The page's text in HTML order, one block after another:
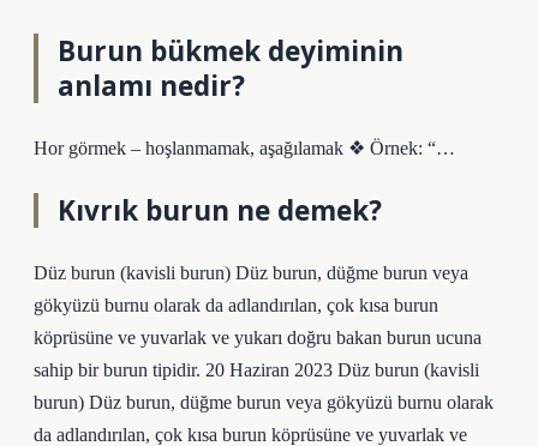
Burun bükmek deyiminin
anlamı nedir?
Hor görmek – hoşlanmamak, aşağılamak ❖ Örnek: “…
Kıvrık burun ne demek?
Düz burun (kavisli burun) Düz burun, düğme burun veya
gökyüzü burnu olarak da adlandırılan, çok kısa burun
köprüsüne ve yuvarlak ve yukarı doğru bakan burun ucuna
sahip bir burun tipidir. 20 Haziran 2023 Düz burun (kavisli
burun) Düz burun, düğme burun veya gökyüzü burnu olarak
da adlandırılan, çok kısa burun köprüsüne ve yuvarlak ve